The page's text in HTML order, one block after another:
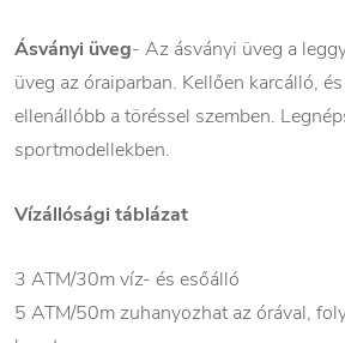
Ásványi üveg- Az ásványi üveg a
üveg az óraiparban. Kellően karcálló,
ellenállóbb a töréssel szemben.
sportmodellekben.
Vízállósági táblázat
3 ATM/30m víz- és esőálló
5 ATM/50m zuhanyozhat az órával,